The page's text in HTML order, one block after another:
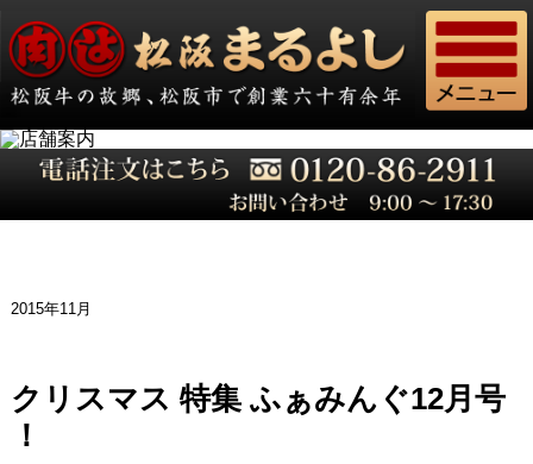
2015年11月
クリスマス 特集 ふぁみんぐ12月号
！